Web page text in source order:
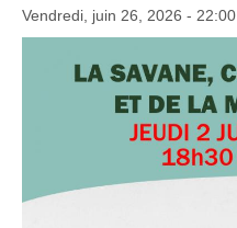
Vendredi, juin 26, 2026 - 22:00